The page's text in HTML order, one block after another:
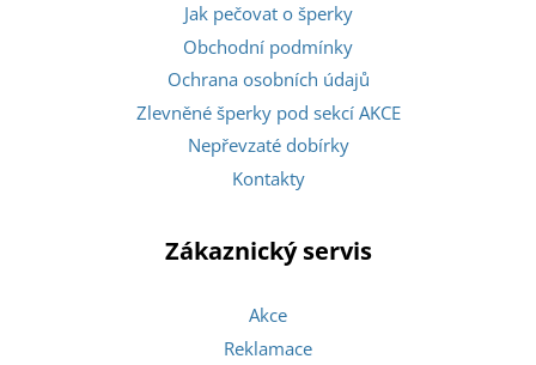
Jak pečovat o šperky
Obchodní podmínky
Ochrana osobních údajů
Zlevněné šperky pod sekcí AKCE
Nepřevzaté dobírky
Kontakty
Zákaznický servis
Akce
Reklamace